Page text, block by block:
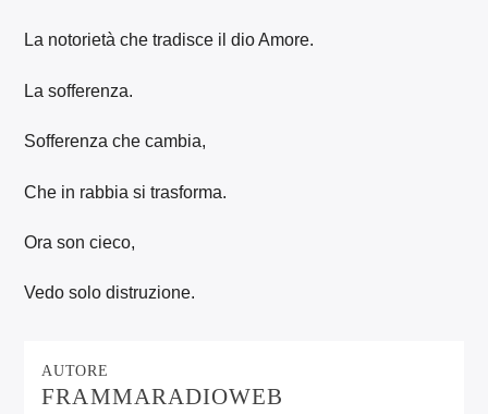
La notorietà che tradisce il dio Amore.
La sofferenza.
Sofferenza che cambia,
Che in rabbia si trasforma.
Ora son cieco,
Vedo solo distruzione.
AUTORE
FRAMMARADIOWEB